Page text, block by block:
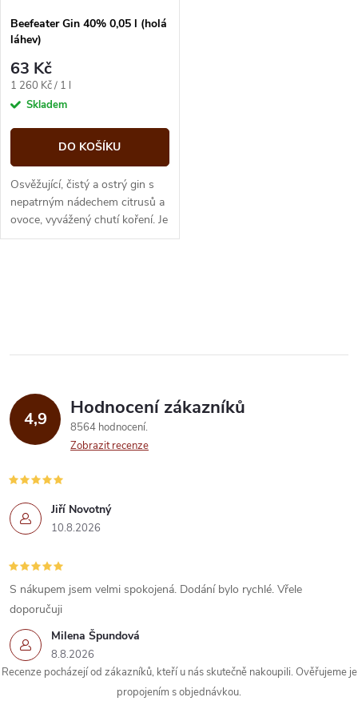
Beefeater Gin 40% 0,05 l (holá
láhev)
63 Kč
Měrná
cena:
1 260 Kč / 1 l
Skladem
DO KOŠÍKU
Osvěžující, čistý a ostrý gin s
nepatrným nádechem citrusů a
ovoce, vyvážený chutí koření. Je
perfektní bází pro koktejly a
l
d
a
c
í
p
r
v
k
y
4,9 Hodnocení zákazníků
8564 hodnocení
Zobrazit recenze
Jiří Novotný
10.8.2026
Milena Špundová
8.8.2026
S nákupem jsem velmi spokojená. Dodání bylo rychlé. Vřele
doporučuji
Recenze pocházejí od zákazníků, kteří u nás skutečně nakoupili. Ověřujeme je
propojením s objednávkou.